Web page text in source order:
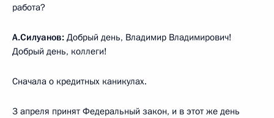
работа?
А.Силуанов: Добрый день, Владимир Владимирович!
Добрый день, коллеги!
Сначала о кредитных каникулах.
3 апреля принят Федеральный закон, и в этот же день